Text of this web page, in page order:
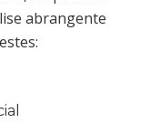
abrangente